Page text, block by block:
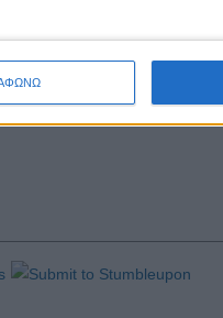
Περιφέρειας Αττικής)
στο
αγρότισσα.